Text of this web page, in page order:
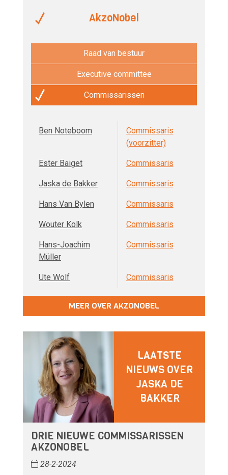
AkzoNobel
Raad van bestuur
Executive committee
Commissarissen
Ben Noteboom
Commissaris
(voorzitter)
Ester Baiget Commissaris
Jaska de Bakker Commissaris
Hans Van Bylen Commissaris
Wouter Kolk Commissaris
Hans-Joachim
Müller
Commissaris
Ute Wolf Commissaris
MEER OVER AKZONOBEL
LAATSTE
NIEUWS OVER
JASKA DE
BAKKER
DRIE NIEUWE COMMISSARISSEN
AKZONOBEL
28-2-2024